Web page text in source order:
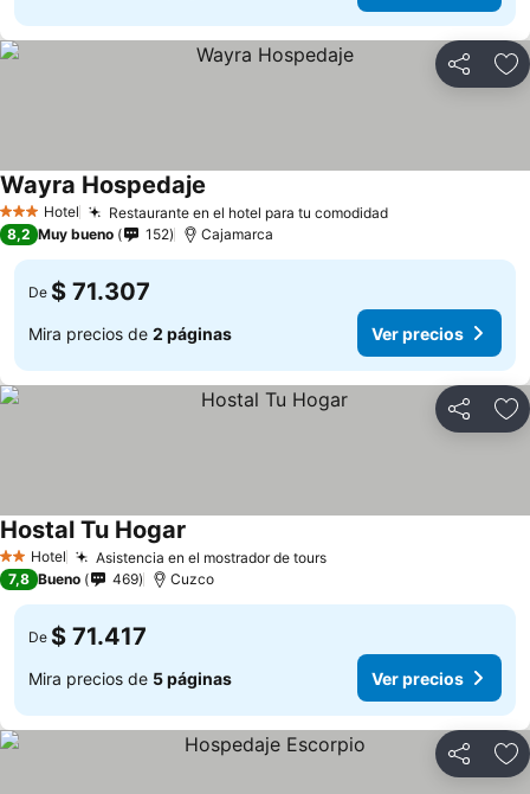
Compartir
3 Estrellas
Hotel Restaurante en el hotel para tu comodidad
Wayra Hospedaje
8,2 Muy bueno 152 Cajamarca
De $ 71.307
Mira precios de 2 páginas Ver precios
Compartir
2 Estrellas
Hotel Asistencia en el mostrador de tours
Hostal Tu Hogar
7,8 Bueno 469 Cuzco
De $ 71.417
Mira precios de 5 páginas Ver precios
Compartir